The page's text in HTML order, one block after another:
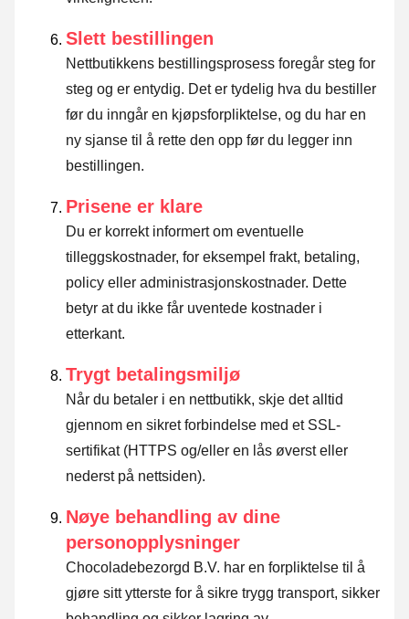
Slett bestillingen
Nettbutikkens bestillingsprosess foregår steg for
steg og er entydig. Det er tydelig hva du bestiller
før du inngår en kjøpsforpliktelse, og du har en
ny sjanse til å rette den opp før du legger inn
bestillingen.
Prisene er klare
Du er korrekt informert om eventuelle
tilleggskostnader, for eksempel frakt, betaling,
policy eller administrasjonskostnader. Dette
betyr at du ikke får uventede kostnader i
etterkant.
Trygt betalingsmiljø
Når du betaler i en nettbutikk, skje det alltid
gjennom en sikret forbindelse med et SSL-
sertifikat (HTTPS og/eller en lås øverst eller
nederst på nettsiden).
Nøye behandling av dine
personopplysninger
Chocoladebezorgd B.V. har en forpliktelse til å
gjøre sitt ytterste for å sikre trygg transport, sikker